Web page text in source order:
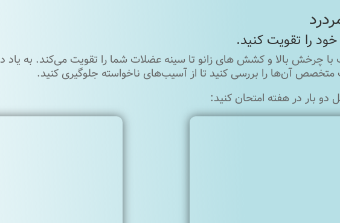
با چرخش بالا و کشش های زانو تا سینه عضلات شما را تقویت می‌کند. به یاد
متخصص آن‌ها را بررسی کنید تا از آسیب‌های ناخواسته جلوگیری کنید.
دو بار در هفته امتحان کنید: